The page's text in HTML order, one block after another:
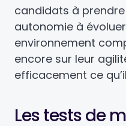
candidats à
autonomie à
environnement
encore sur leur
efficacement ce
Les tests de